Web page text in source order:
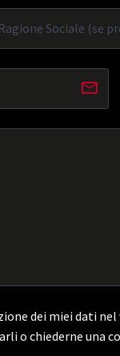
dei miei dati
o chiederne una